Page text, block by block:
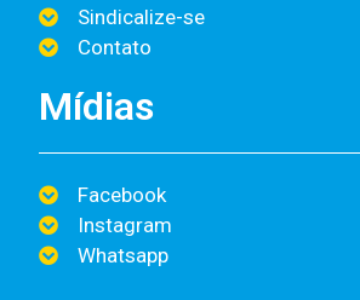
Sindicalize-se
Contato
Mídias
Facebook
Instagram
Whatsapp